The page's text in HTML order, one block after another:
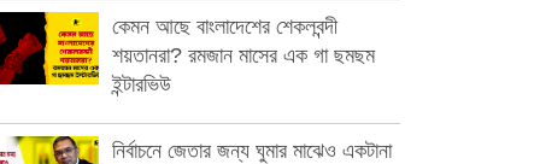
কেমন আছে বাংলাদেশের শেকলবন্দী
শয়তানরা? রমজান মাসের এক গা ছমছম
ইন্টারভিউ
নির্বাচনে জেতার জন্য ঘুমার মাঝেও একটানা